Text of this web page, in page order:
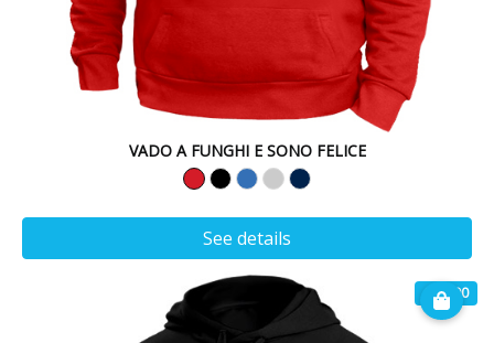
VADO A FUNGHI E SONO FELICE
See details
€ 32.90